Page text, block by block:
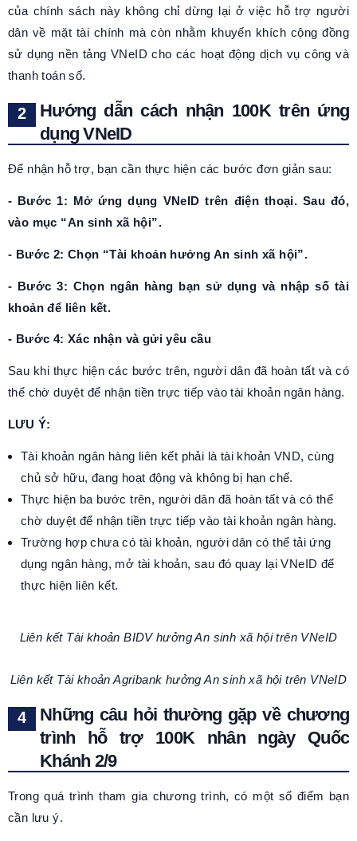
của chính sách này không chỉ dừng lại ở việc hỗ trợ người
dân về mặt tài chính mà còn nhằm khuyến khích cộng đồng
sử dụng nền tảng VNeID cho các hoạt động dịch vụ công và
thanh toán số.
Hướng dẫn cách nhận 100K trên ứng
dụng VNeID
Để nhận hỗ trợ, bạn cần thực hiện các bước đơn giản sau:
- Bước 1: Mở ứng dụng VNeID trên điện thoại. Sau đó,
vào mục “An sinh xã hội”.
- Bước 2: Chọn “Tài khoản hưởng An sinh xã hội”.
- Bước 3: Chọn ngân hàng bạn sử dụng và nhập số tài
khoản để liên kết.
- Bước 4: Xác nhận và gửi yêu cầu
Sau khi thực hiện các bước trên, người dân đã hoàn tất và có
thể chờ duyệt để nhận tiền trực tiếp vào tài khoản ngân hàng.
LƯU Ý:
Tài khoản ngân hàng liên kết phải là tài khoản VND, cùng
chủ sở hữu, đang hoạt động và không bị hạn chế.
Thực hiện ba bước trên, người dân đã hoàn tất và có thể
chờ duyệt để nhận tiền trực tiếp vào tài khoản ngân hàng.
Trường hợp chưa có tài khoản, người dân có thể tải ứng
dụng ngân hàng, mở tài khoản, sau đó quay lại VNeID để
thực hiện liên kết.
Liên kết Tài khoản BIDV hưởng An sinh xã hội trên VNeID
Liên kết Tài khoản Agribank hưởng An sinh xã hội trên VNeID
Những câu hỏi thường gặp về chương
trình hỗ trợ 100K nhân ngày Quốc
Khánh 2/9
Trong quá trình tham gia chương trình, có một số điểm bạn
cần lưu ý.